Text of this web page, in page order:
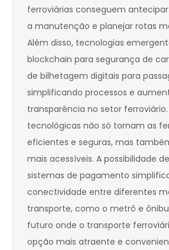
ferroviárias conseguem
a manutenção e planejar rotas
Além disso, tecnologias
blockchain para segurança de
de bilhetagem digitais para
simplificando processos e
transparência no setor ferroviário.
tecnológicas não só tornam as
eficientes e seguras, mas
mais acessíveis. A possibilidade
sistemas de pagamento
conectividade entre diferentes
transporte, como o metrô e
futuro onde o transporte
opção mais atraente e